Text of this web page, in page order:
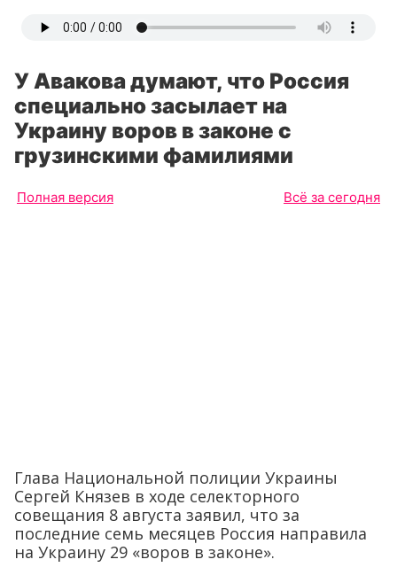
У Авакова думают, что Россия
специально засылает на
Украину воров в законе с
грузинскими фамилиями
Полная версия Всё за сегодня
Глава Национальной полиции Украины
Сергей Князев в ходе селекторного
совещания 8 августа заявил, что за
последние семь месяцев Россия направила
на Украину 29 «воров в законе».